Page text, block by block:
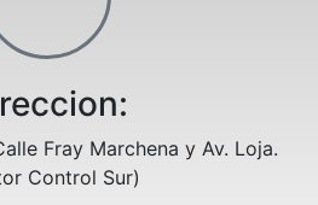
Fray Marchena y Av. Loja.
Control Sur)